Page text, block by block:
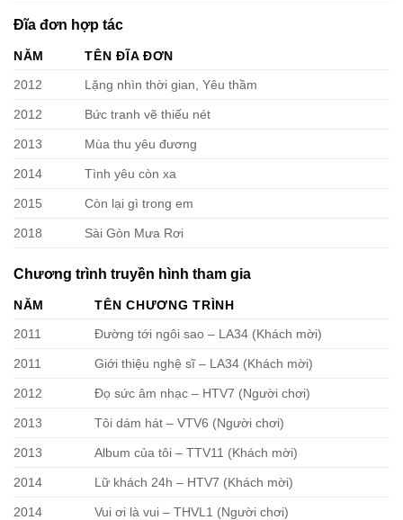
Đĩa đơn hợp tác
NĂM
TÊN ĐĨA ĐƠN
2012
Lặng nhìn thời gian, Yêu thầm
2012 Bức tranh vẽ thiếu nét
2013 Mùa thu yêu đương
2014 Tình yêu còn xa
2015 Còn lại gì trong em
2018 Sài Gòn Mưa Rơi
Chương trình truyền hình tham gia
NĂM
TÊN CHƯƠNG TRÌNH
2011
Đường tới ngôi sao – LA34 (Khách mời)
2011 Giới thiệu nghệ sĩ – LA34 (Khách mời)
2012 Đọ sức âm nhạc – HTV7 (Người chơi)
2013 Tôi dám hát – VTV6 (Người chơi)
2013 Album của tôi – TTV11 (Khách mời)
2014 Lữ khách 24h – HTV7 (Khách mời)
2014 Vui ơi là vui – THVL1 (Người chơi)